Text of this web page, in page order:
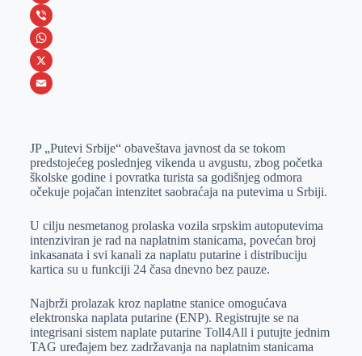
c
e
b
o
e
s
s
e
e
r
L
i
n
k
I
n
V
i
b
W
h
s
A
p
p
X
a
i
l
JP „Putevi Srbije“ obaveštava javnost da se tokom
predstojećeg poslednjeg vikenda u avgustu, zbog početka
školske godine i povratka turista sa godišnjeg odmora
očekuje pojačan intenzitet saobraćaja na putevima u Srbiji.
U cilju nesmetanog prolaska vozila srpskim autoputevima
intenziviran je rad na naplatnim stanicama, povećan broj
inkasanata i svi kanali za naplatu putarine i distribuciju
kartica su u funkciji 24 časa dnevno bez pauze.
Najbrži prolazak kroz naplatne stanice omogućava
elektronska naplata putarine (ENP). Registrujte se na
integrisani sistem naplate putarine Toll4All i putujte jednim
TAG uređajem bez zadržavanja na naplatnim stanicama